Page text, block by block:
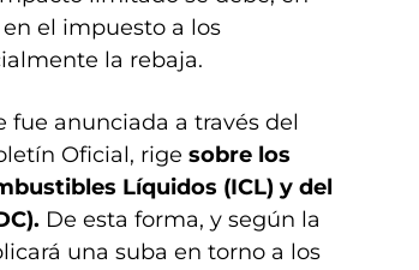
el impuesto a los
la rebaja.
fue anunciada a través del
Oficial, rige sobre los
Líquidos (ICL) y del
De esta forma, y según la
una suba en torno a los